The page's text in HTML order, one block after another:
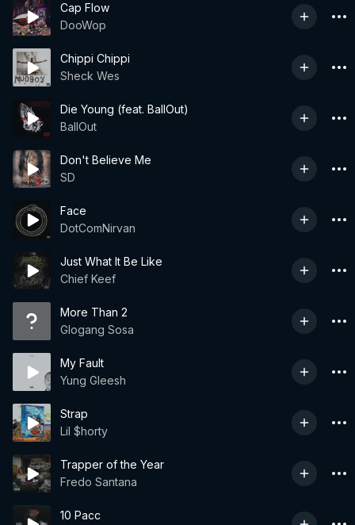
Cap Flow
DooWop
Chippi Chippi
Sheck Wes
Die Young (feat. BallOut)
BallOut
Don't Believe Me
SD
Face
DotComNirvan
Just What It Be Like
Chief Keef
More Than 2
Glogang Sosa
My Fault
Yung Gleesh
Strap
Lil $horty
Trapper of the Year
Fredo Santana
10 Pacc